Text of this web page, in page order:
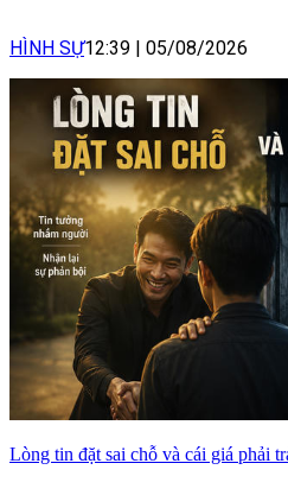
HÌNH SỰ12:39 05/08/2026
Lòng tin đặt sai chỗ và cái giá phải